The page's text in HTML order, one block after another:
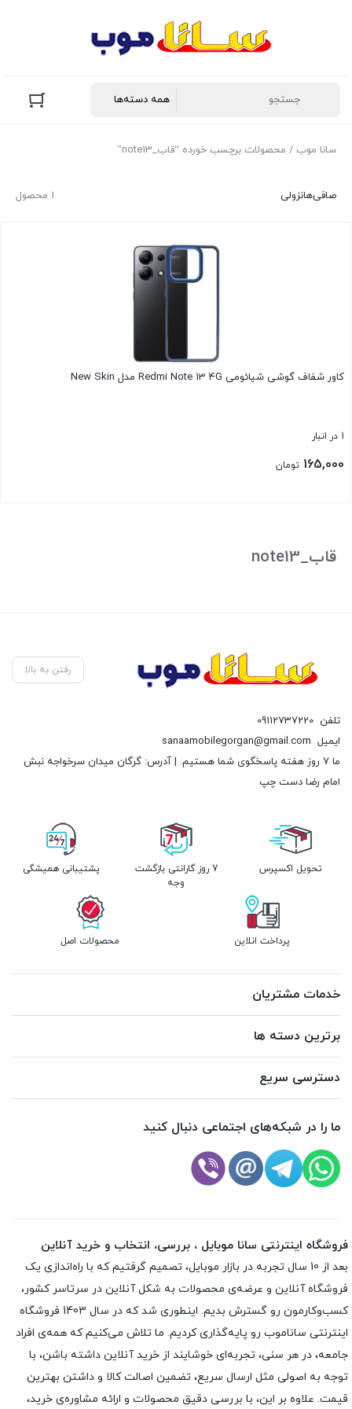
سانا موب / محصولات برچسب خورده “قاب_note13”
1 محصول صافی‌هانزولی
کاور شفاف گوشی شیائومی Redmi Note 13 4G مدل New Skin
1 در انبار
165,000 تومان
قاب_note13
رفتن به بالا
تلفن 09112737220
ایمیل sanaamobilegorgan@gmail.com
ما 7 روز هفته پاسخگوی شما هستیم. | آدرس: گرگان میدان سرخواجه نبش
امام رضا دست چپ
تحویل اکسپرس
7 روز گارانتی بازگشت
وجه
پشتیبانی همیشگی
پرداخت انلاین محصولات اصل
خدمات مشتریان
برترین دسته ها
دسترسی سریع
ما را در شبکه‌های اجتماعی دنبال کنید
فروشگاه اینترنتی سانا موبایل ، بررسی، انتخاب و خرید آنلاین
بعد از 10 سال تجربه در بازار موبایل، تصمیم گرفتیم که با راه‌اندازی یک
فروشگاه آنلاین و عرضه‌ی محصولات به شکل آنلاین در سرتاسر کشور،
کسب‌وکارمون رو گسترش بدیم. اینطوری شد که در سال 1403 فروشگاه
اینترنتی ساناموب رو پایه‌گذاری کردیم. ما تلاش می‌کنیم که همه‌ی افراد
جامعه، در هر سنی، تجربه‌ای خوشایند از خرید آنلاین داشته باشن، با
توجه به اصولی مثل ارسال سریع، تضمین اصالت کالا و داشتن بهترین
قیمت. علاوه بر این، با بررسی دقیق محصولات و ارائه مشاوره‌ی خرید،